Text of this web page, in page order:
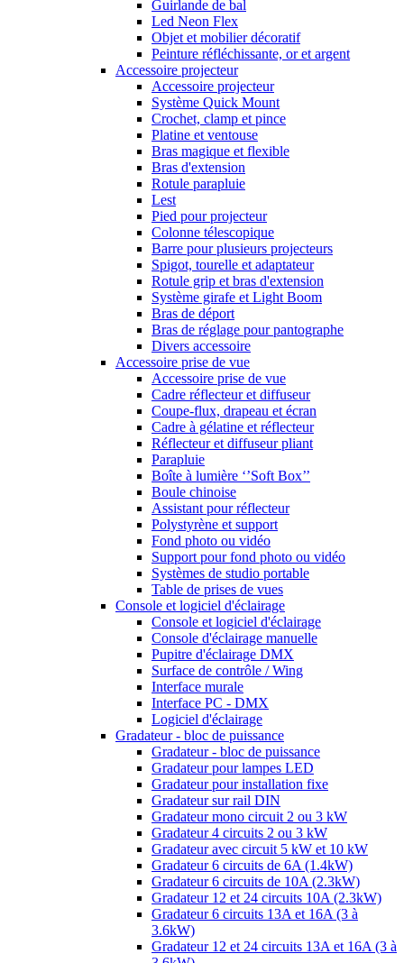
Guirlande de bal
Led Neon Flex
Objet et mobilier décoratif
Peinture réfléchissante, or et argent
Accessoire projecteur
Accessoire projecteur
Système Quick Mount
Crochet, clamp et pince
Platine et ventouse
Bras magique et flexible
Bras d'extension
Rotule parapluie
Lest
Pied pour projecteur
Colonne télescopique
Barre pour plusieurs projecteurs
Spigot, tourelle et adaptateur
Rotule grip et bras d'extension
Système girafe et Light Boom
Bras de déport
Bras de réglage pour pantographe
Divers accessoire
Accessoire prise de vue
Accessoire prise de vue
Cadre réflecteur et diffuseur
Coupe-flux, drapeau et écran
Cadre à gélatine et réflecteur
Réflecteur et diffuseur pliant
Parapluie
Boîte à lumière ‘’Soft Box’’
Boule chinoise
Assistant pour réflecteur
Polystyrène et support
Fond photo ou vidéo
Support pour fond photo ou vidéo
Systèmes de studio portable
Table de prises de vues
Console et logiciel d'éclairage
Console et logiciel d'éclairage
Console d'éclairage manuelle
Pupitre d'éclairage DMX
Surface de contrôle / Wing
Interface murale
Interface PC - DMX
Logiciel d'éclairage
Gradateur - bloc de puissance
Gradateur - bloc de puissance
Gradateur pour lampes LED
Gradateur pour installation fixe
Gradateur sur rail DIN
Gradateur mono circuit 2 ou 3 kW
Gradateur 4 circuits 2 ou 3 kW
Gradateur avec circuit 5 kW et 10 kW
Gradateur 6 circuits de 6A (1.4kW)
Gradateur 6 circuits de 10A (2.3kW)
Gradateur 12 et 24 circuits 10A (2.3kW)
Gradateur 6 circuits 13A et 16A (3 à
3.6kW)
Gradateur 12 et 24 circuits 13A et 16A (3 à